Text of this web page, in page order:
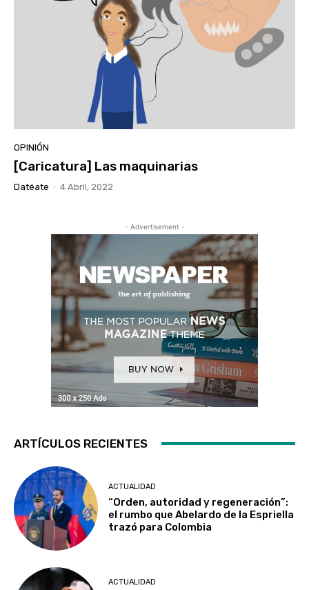
OPINIÓN
[Caricatura] Las maquinarias
Datéate - 4 Abril, 2022
- Advertisement -
ARTÍCULOS RECIENTES
ACTUALIDAD
“Orden, autoridad y regeneración”:
el rumbo que Abelardo de la Espriella
trazó para Colombia
ACTUALIDAD